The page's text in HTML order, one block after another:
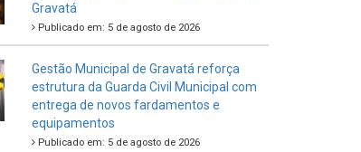
Gravatá
Publicado em: 5 de agosto de 2026
Gestão Municipal de Gravatá reforça
estrutura da Guarda Civil Municipal com
entrega de novos fardamentos e
equipamentos
Publicado em: 5 de agosto de 2026